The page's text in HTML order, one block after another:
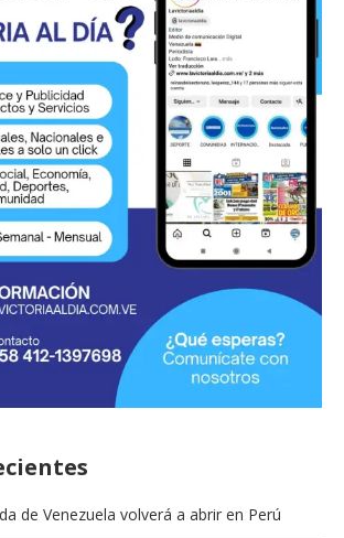
de Venezuela volverá a abrir en Perú